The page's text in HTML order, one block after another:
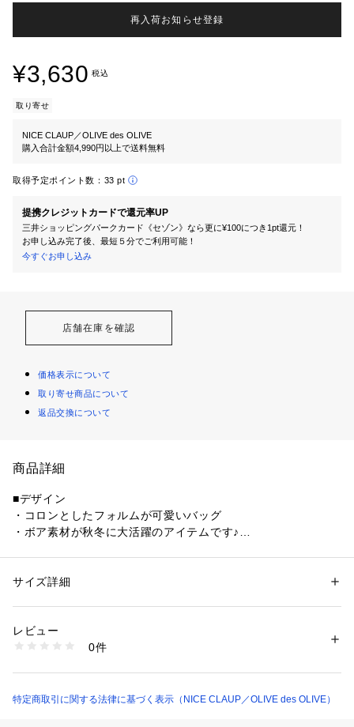
再入荷お知らせ登録
¥3,630 税込
取り寄せ
NICE CLAUP／OLIVE des OLIVE
購入合計金額4,990円以上で送料無料
取得予定ポイント数： 33 pt
提携クレジットカードで還元率UP
三井ショッピングパークカード《セゾン》なら更に¥100につき1pt還元！
お申し込み完了後、最短５分でご利用可能！
今すぐお申し込み
店舗在庫を確認
価格表示について
取り寄せ商品について
返品交換について
商品詳細
■デザイン
・コロンとしたフォルムが可愛いバッグ
・ボア素材が秋冬に大活躍のアイテムです♪
《気になるアイテムはお気に入り登録がおすすめ》
・完売商品の再入荷情報を受け取ることが出来ます。
パソコンの場合・・・「カートに入れる」ボタン横に表示され
「?」をタップしてください。
性別：レディース
素材：ポリエステル,合成皮革
生産国：中国
1087600001933
サイズ詳細
レビュー
0件
特定商取引に関する法律に基づく表示（NICE CLAUP／OLIVE des OLIVE）